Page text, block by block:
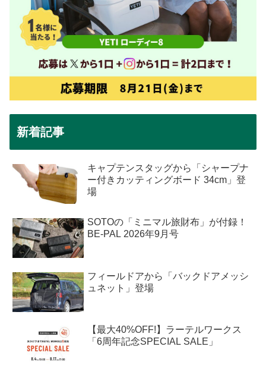
新着記事
キャプテンスタッグから「シャープナ
ー付きカッティングボード 34cm」登
場
SOTOの「ミニマル旅財布」が付録！
BE-PAL 2026年9月号
フィールドアから「バックドアメッシ
ュネット」登場
【最大40%OFF!】ラーテルワークス
「6周年記念SPECIAL SALE」